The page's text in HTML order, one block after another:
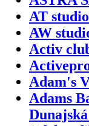
AT
AW
Activ
Adam's
Adams